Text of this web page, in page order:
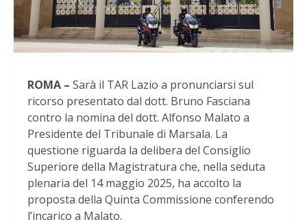
ROMA – Sarà il TAR Lazio a pronunciarsi sul
ricorso presentato dal dott. Bruno Fasciana
contro la nomina del dott. Alfonso Malato a
Presidente del Tribunale di Marsala. La
questione riguarda la delibera del Consiglio
Superiore della Magistratura che, nella seduta
plenaria del 14 maggio 2025, ha accolto la
proposta della Quinta Commissione conferendo
l’incarico a Malato.